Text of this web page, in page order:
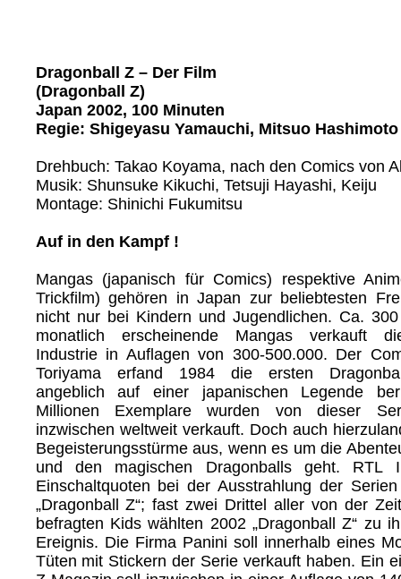
Dragonball Z – Der Film
(Dragonball Z)
Japan 2002, 100 Minuten
Regie: Shigeyasu Yamauchi, Mitsuo Hashimoto
Drehbuch: Takao Koyama, nach den Comics von
Musik: Shunsuke Kikuchi, Tetsuji Hayashi, Keiju
Montage: Shinichi Fukumitsu
Auf in den Kampf !
Mangas (japanisch für Comics) respektive
Trickfilm) gehören in Japan zur beliebtesten
nicht nur bei Kindern und Jugendlichen. Ca.
monatlich erscheinende Mangas verkauft
Industrie in Auflagen von 300-500.000. Der
Toriyama erfand 1984 die ersten
angeblich auf einer japanischen Legende
Millionen Exemplare wurden von dieser
inzwischen weltweit verkauft. Doch auch
Begeisterungsstürme aus, wenn es um die
und den magischen Dragonballs geht. RTL
Einschaltquoten bei der Ausstrahlung der Serien
„Dragonball Z“; fast zwei Drittel aller von der
befragten Kids wählten 2002 „Dragonball Z“ zu
Ereignis. Die Firma Panini soll innerhalb eines
Tüten mit Stickern der Serie verkauft haben. Ein